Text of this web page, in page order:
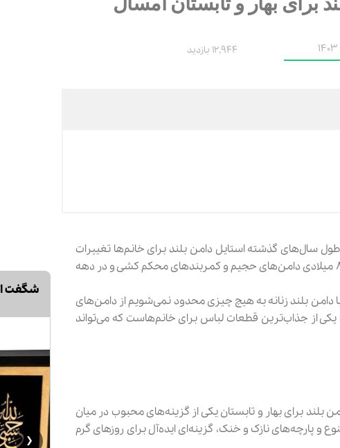
12,944 بازدید
سال‌های گذشته استایل دامن بلند برای خانم‌ها تغییرات
بسیار زیادی کرده است. در طول دهه‌های ۱۹۶۰ و ۱۹۷۰ پارچه‌های توری و ابریشمی ، در دهه ۸۰ میلادی دامن‌های حجیم و کمربندهای محکم کشی و در دهه
دامن بلند زنانه به هیچ چیزی محدود نمی‌شویم از دامن‌های
یکی از جذاب‌ترین قطعات لباس برای خانم‌هاست که می‌تواند
برای بهار و تابستان یکی از گزینه‌های محبوب در میان
و پارچه‌های نازک و خنک، گزینه‌ای ایده‌آل برای روزهای گرم
شگفت
❮